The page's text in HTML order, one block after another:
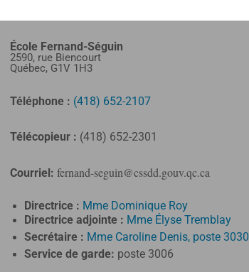
École Fernand-Séguin
2590, rue Biencourt
Québec, G1V 1H3
Téléphone : (418) 652-2107
Télécopieur : (418) 652-2301
Courriel: fernand-seguin@cssdd.gouv.qc.ca
Directrice : Mme Dominique Roy
Directrice adjointe : Mme Élyse Tremblay
Secrétaire : Mme Caroline Denis, poste 3030
Service de garde: poste 3006